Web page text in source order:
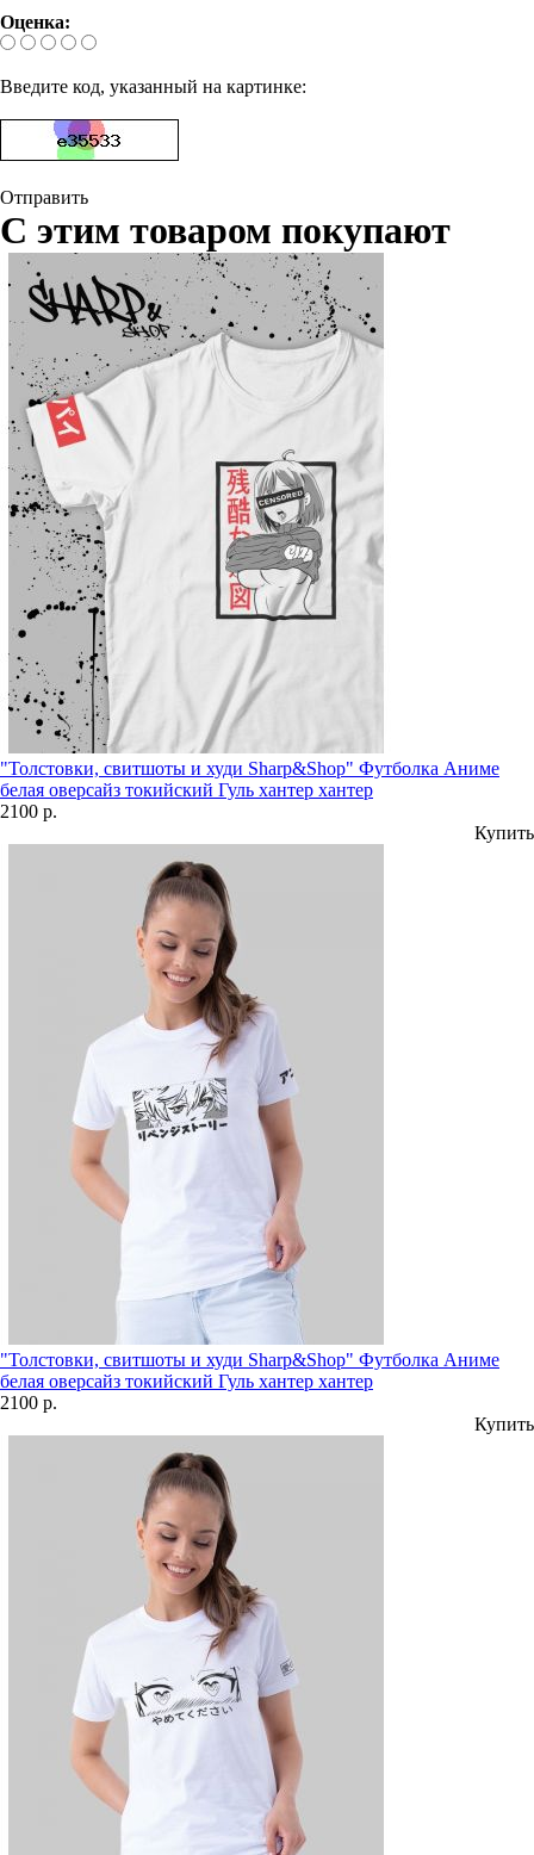
Оценка:
Введите код, указанный на картинке:
Отправить
С этим товаром покупают
"Толстовки, свитшоты и худи Sharp&Shop" Футболка Аниме
белая оверсайз токийский Гуль хантер хантер
2100 р.
Купить
"Толстовки, свитшоты и худи Sharp&Shop" Футболка Аниме
белая оверсайз токийский Гуль хантер хантер
2100 р.
Купить